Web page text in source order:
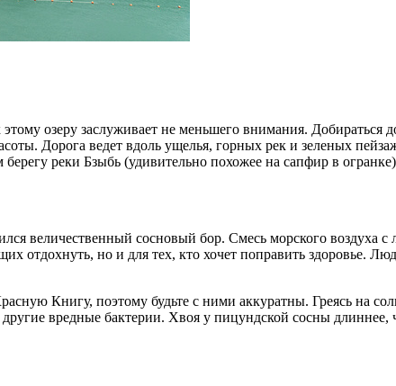
озеру заслуживает не меньшего внимания. Добираться
Дорога ведет вдоль ущелья, горных рек и зеленых
реки Бзыбь (удивительно похожее на сапфир в
величественный сосновый бор. Смесь морского воздуха
отдохнуть, но и для тех, кто хочет поправить здоровье.
Книгу, поэтому будьте с ними аккуратны. Греясь на
вредные бактерии. Хвоя у пицундской сосны длиннее,